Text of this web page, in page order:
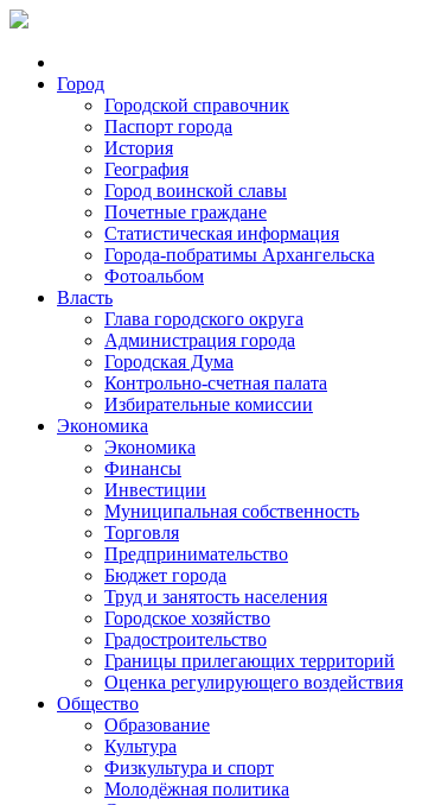
Город
Городской справочник
Паспорт города
История
География
Город воинской славы
Почетные граждане
Статистическая информация
Города-побратимы Архангельска
Фотоальбом
Власть
Глава городского округа
Администрация города
Городская Дума
Контрольно-счетная палата
Избирательные комиссии
Экономика
Экономика
Финансы
Инвестиции
Муниципальная собственность
Торговля
Предпринимательство
Бюджет города
Труд и занятость населения
Городское хозяйство
Градостроительство
Границы прилегающих территорий
Оценка регулирующего воздействия
Общество
Образование
Культура
Физкультура и спорт
Молодёжная политика